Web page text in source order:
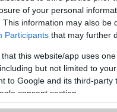
of your personal
This information may also be
Participants that may further
that this website/app uses
but not limited to
to Google and its third-
consent section.
Teljes adatlap